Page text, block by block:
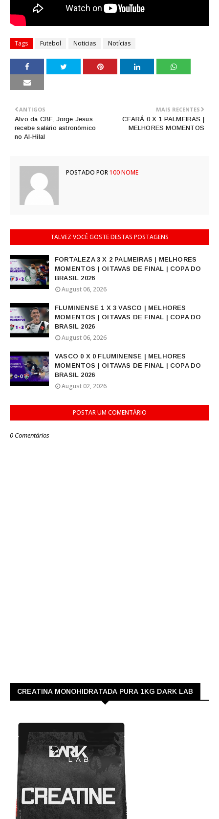
Tags Futebol Noticias Notícias
MAIS RECENTES
CEARÁ 0 X 1 PALMEIRAS |
MELHORES MOMENTOS
ANTIGOS
Alvo da CBF, Jorge Jesus
recebe salário astronômico
no Al-Hilal
POSTADO POR100 NOME
TALVEZ VOCÊ GOSTE DESTAS POSTAGENS
FORTALEZA 3 X 2 PALMEIRAS | MELHORES
MOMENTOS | OITAVAS DE FINAL | COPA DO
BRASIL 2026
August 06, 2026
FLUMINENSE 1 X 3 VASCO | MELHORES
MOMENTOS | OITAVAS DE FINAL | COPA DO
BRASIL 2026
August 06, 2026
VASCO 0 X 0 FLUMINENSE | MELHORES
MOMENTOS | OITAVAS DE FINAL | COPA DO
BRASIL 2026
August 02, 2026
POSTAR UM COMENTÁRIO
0 Comentários
CREATINA MONOHIDRATADA PURA 1KG DARK LAB